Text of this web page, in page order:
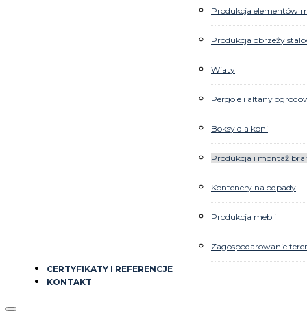
Produkcja elementów
Produkcja obrzeży
Wiaty
Pergole i altany
Boksy dla koni
Produkcja i montaż
Kontenery na odpady
Produkcja mebli
Zagospodarowanie
CERTYFIKATY I REFERENCJE
KONTAKT